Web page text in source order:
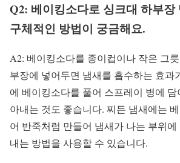
Q2: 베이킹소다로 싱크대 하부
구체적인 방법이 궁금해요.
A2: 베이킹소다를 종이컵이나 작은 그
부장에 넣어두면 냄새를 흡수하는 효과
에 베이킹소다를 풀어 스프레이 병에
아내는 것도 좋습니다. 찌든 냄새에는
어 반죽처럼 만들어 냄새가 나는 부위
내는 방법을 사용할 수 있습니다.